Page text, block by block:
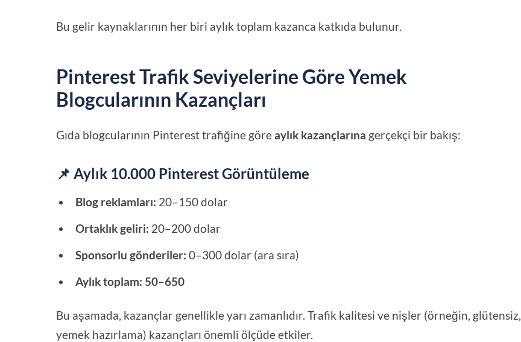
Bu gelir kaynaklarının her biri aylık toplam kazanca katkıda bulunur.
Pinterest Trafik Seviyelerine Göre Yemek
Blogcularının Kazançları
Gıda blogcularının Pinterest trafiğine göreaylık kazançlarına gerçekçi bir bakış:
📌 Aylık 10.000 Pinterest Görüntüleme
Blog reklamları: 20–150 dolar
Ortaklık geliri: 20–200 dolar
Sponsorlu gönderiler: 0–300 dolar (ara sıra)
Aylık toplam: 50–650
Bu aşamada, kazançlar genellikle yarı zamanlıdır. Trafik kalitesi ve nişler (örneğin, glütensiz,
yemek hazırlama) kazançları önemli ölçüde etkiler.